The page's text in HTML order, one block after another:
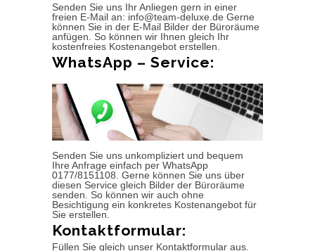
Senden Sie uns Ihr Anliegen gern in einer
freien E-Mail an: info@team-deluxe.de Gerne
können Sie in der E-Mail Bilder der Büroräume
anfügen. So können wir Ihnen gleich Ihr
kostenfreies Kostenangebot erstellen.
WhatsApp – Service:
Senden Sie uns unkompliziert und bequem
Ihre Anfrage einfach per WhatsApp
0177/8151108. Gerne können Sie uns über
diesen Service gleich Bilder der Büroräume
senden. So können wir auch ohne
Besichtigung ein konkretes Kostenangebot für
Sie erstellen.
Kontaktformular:
Füllen Sie gleich unser Kontaktformular aus.